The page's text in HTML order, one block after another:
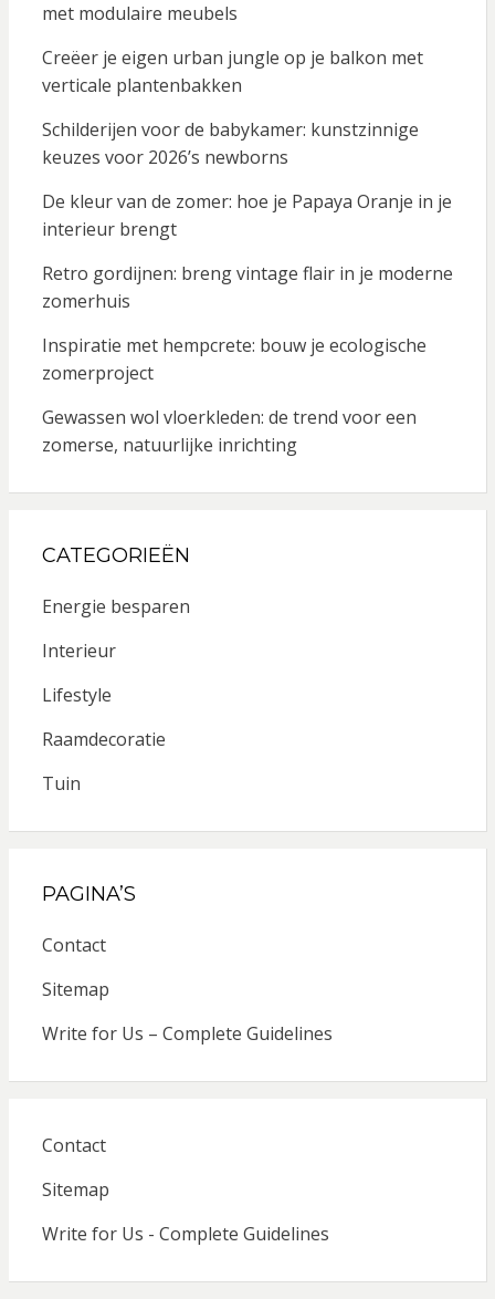
met modulaire meubels
Creëer je eigen urban jungle op je balkon met
verticale plantenbakken
Schilderijen voor de babykamer: kunstzinnige
keuzes voor 2026’s newborns
De kleur van de zomer: hoe je Papaya Oranje in je
interieur brengt
Retro gordijnen: breng vintage flair in je moderne
zomerhuis
Inspiratie met hempcrete: bouw je ecologische
zomerproject
Gewassen wol vloerkleden: de trend voor een
zomerse, natuurlijke inrichting
CATEGORIEËN
Energie besparen
Interieur
Lifestyle
Raamdecoratie
Tuin
PAGINA’S
Contact
Sitemap
Write for Us – Complete Guidelines
Contact
Sitemap
Write for Us - Complete Guidelines